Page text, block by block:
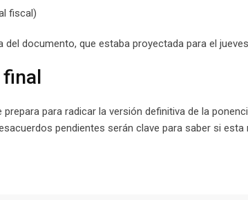
fiscal)
documento, que estaba proyectada para el
para radicar la versión definitiva de la
pendientes serán clave para saber si